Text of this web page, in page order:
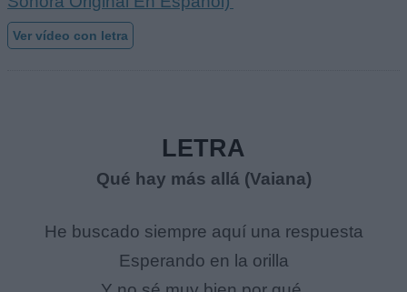
Ver vídeo con letra
LETRA
Qué hay más allá (Vaiana)
He buscado siempre aquí una respuesta
Esperando en la orilla